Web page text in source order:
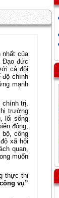
của
Đạo đức
cả đội
độ chính
mạnh
chính trị,
trường
lối sống
động,
công
xã hội
quan,
muốn
thực thi
vụ”